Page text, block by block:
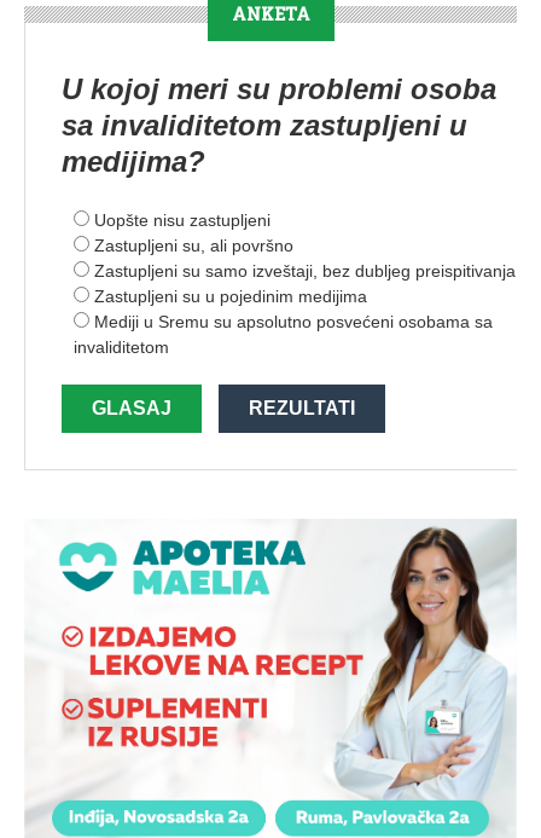
ANKETA
U kojoj meri su problemi osoba
sa invaliditetom zastupljeni u
medijima?
Uopšte nisu zastupljeni
Zastupljeni su, ali površno
Zastupljeni su samo izveštaji, bez dubljeg preispitivanja
Zastupljeni su u pojedinim medijima
Mediji u Sremu su apsolutno posvećeni osobama sa
invaliditetom
GLASAJ REZULTATI